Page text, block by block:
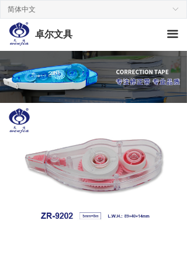
ꀅ
简体中文
끀
卓尔文具